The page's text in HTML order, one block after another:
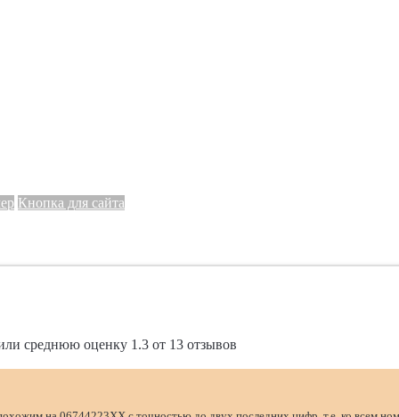
Кнопка для сайта
среднюю оценку 1.3 от 13 отзывов